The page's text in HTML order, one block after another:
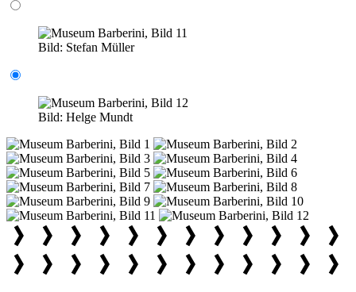
Bild: Stefan Müller
Bild: Helge Mundt